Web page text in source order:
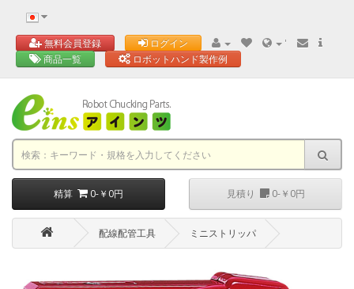
無料会員登録 ログイン
'
商品一覧
ロボットハンド製作例
精算 0-￥0円 見積り 0-￥0円
配線配管工具 ミニストリッパ